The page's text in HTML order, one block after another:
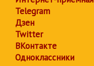
Telegram
Дзен
Twitter
ВКонтакте
Одноклассники